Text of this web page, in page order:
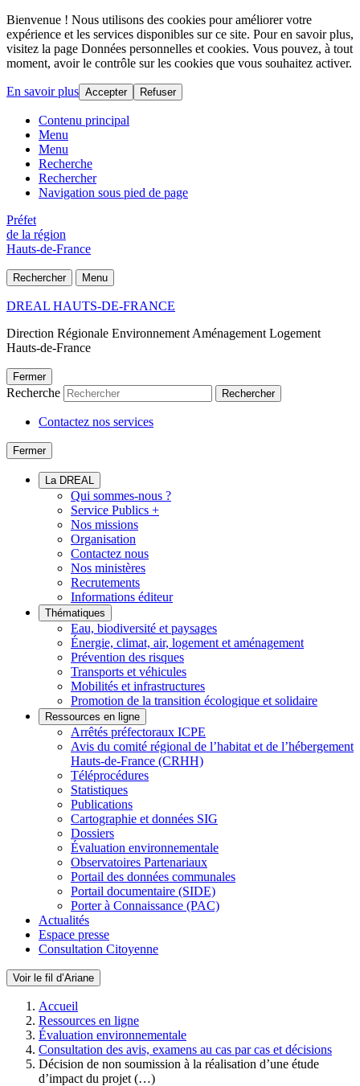
Bienvenue ! Nous utilisons des cookies pour améliorer votre
expérience et les services disponibles sur ce site. Pour en savoir plus,
visitez la page Données personnelles et cookies. Vous pouvez, à tout
moment, avoir le contrôle sur les cookies que vous souhaitez activer.
En savoir plus Accepter Refuser
Contenu principal
Menu
Menu
Recherche
Rechercher
Navigation sous pied de page
Préfet
de la région
Hauts-de-France
Rechercher Menu
DREAL HAUTS-DE-FRANCE
Direction Régionale Environnement Aménagement Logement
Hauts-de-France
Fermer
Recherche Rechercher
Contactez nos services
Fermer
La DREAL
Qui sommes-nous ?
Service Publics +
Nos missions
Organisation
Contactez nous
Nos ministères
Recrutements
Informations éditeur
Thématiques
Eau, biodiversité et paysages
Énergie, climat, air, logement et aménagement
Prévention des risques
Transports et véhicules
Mobilités et infrastructures
Promotion de la transition écologique et solidaire
Ressources en ligne
Arrêtés préfectoraux ICPE
Avis du comité régional de l’habitat et de l’hébergement
Hauts-de-France (CRHH)
Téléprocédures
Statistiques
Publications
Cartographie et données SIG
Dossiers
Évaluation environnementale
Observatoires Partenariaux
Portail des données communales
Portail documentaire (SIDE)
Porter à Connaissance (PAC)
Actualités
Espace presse
Consultation Citoyenne
Voir le fil d’Ariane
Accueil
Ressources en ligne
Évaluation environnementale
Consultation des avis, examens au cas par cas et décisions
Décision de non soumission à la réalisation d’une étude
d’impact du projet (…)